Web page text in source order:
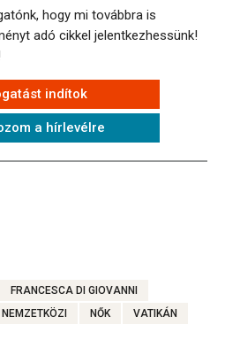
hogy mi továbbra is
adó cikkel jelentkezhessünk!
indítok
a hírlevélre
FRANCESCA DI GIOVANNI
NEMZETKÖZI NŐK VATIKÁN